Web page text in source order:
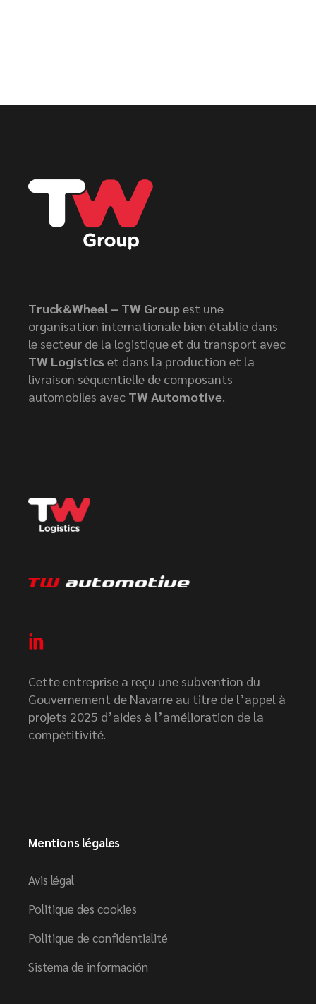
Truck&Wheel – TW Groupest une
organisation internationale bien établie dans
le secteur de la logistique et du transport avec
TW Logisticset dans la production et la
livraison séquentielle de composants
automobiles avec TW Automotive.
Cette entreprise a reçu une subvention du
Gouvernement de Navarre au titre de l’appel à
projets 2025 d’aides à l’amélioration de la
compétitivité.
Mentions légales
Avis légal
Politique des cookies
Politique de confidentialité
Sistema de información